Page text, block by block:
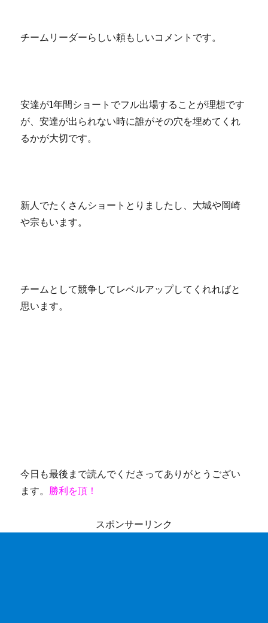
チームリーダーらしい頼もしいコメントです。
安達が1年間ショートでフル出場することが理想です
が、安達が出られない時に誰がその穴を埋めてくれ
るかが大切です。
新人でたくさんショートとりましたし、大城や岡崎
や宗もいます。
チームとして競争してレベルアップしてくれればと
思います。
今日も最後まで読んでくださってありがとうござい
ます。 勝利を頂！
スポンサーリンク